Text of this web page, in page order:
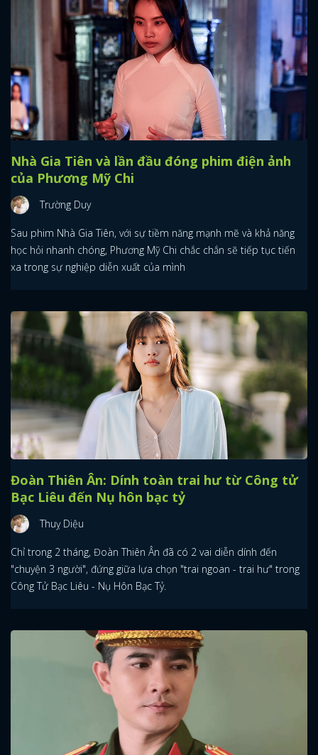
Nhà Gia Tiên và lần đầu đóng phim điện ảnh
của Phương Mỹ Chi
Trường Duy
Sau phim Nhà Gia Tiên, với sự tiềm năng mạnh mẽ và khả năng
học hỏi nhanh chóng, Phương Mỹ Chi chắc chắn sẽ tiếp tục tiến
xa trong sự nghiệp diễn xuất của mình
Đoàn Thiên Ân: Dính toàn trai hư từ Công tử
Bạc Liêu đến Nụ hôn bạc tỷ
Thuỵ Diệu
Chỉ trong 2 tháng, Đoàn Thiên Ân đã có 2 vai diễn dính đến
"chuyện 3 người", đứng giữa lựa chọn "trai ngoan - trai hư" trong
Công Tử Bạc Liêu - Nụ Hôn Bạc Tỷ.